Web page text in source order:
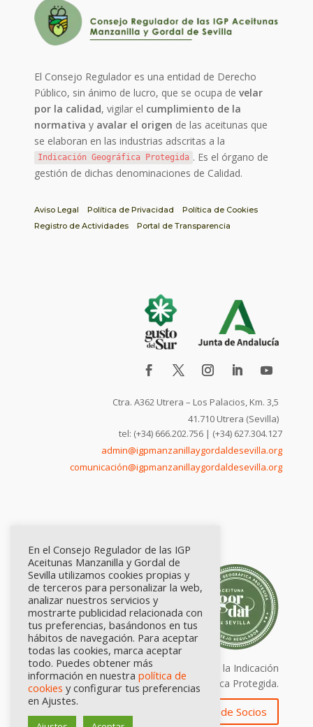
El Consejo Regulador es una entidad de Derecho
Público, sin ánimo de lucro, que se ocupa develar
por la calidad, vigilar el cumplimiento de la
normativa y avalar el origen de las aceitunas que
se elaboran en las industrias adscritas a la
Indicación Geográfica Protegida . Es el órgano de
gestión de dichas denominaciones de Calidad.
Aviso Legal Política de Privacidad
Política de Cookies
Registro de Actividades
Portal de Transparencia
Ctra. A362 Utrera – Los Palacios, Km. 3,5
41.710 Utrera (Sevilla)
tel: (+34) 666.202.756 | (+34) 627.304.127
admin@igpmanzanillaygordaldesevilla.org
comunicación@igpmanzanillaygordaldesevilla.org
Calidad certificada por Origen. Sellos de la Indicación
Geográfica Protegida.
Zona de Socios
En el Consejo Regulador de las IGP
Aceitunas Manzanilla y Gordal de
Sevilla utilizamos cookies propias y
de terceros para personalizar la web,
analizar nuestros servicios y
mostrarte publicidad relacionada con
tus preferencias, basándonos en tus
hábitos de navegación. Para aceptar
todas las cookies, marca aceptar
todo. Puedes obtener más
información en nuestra política de
cookies y configurar tus preferencias
en Ajustes.